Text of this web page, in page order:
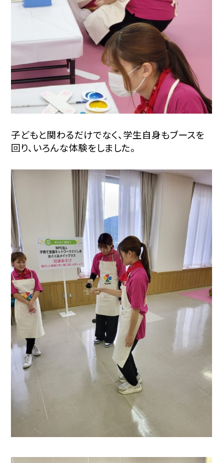
子どもと関わるだけでなく、学生自身もブースを
回り、いろんな体験をしました。